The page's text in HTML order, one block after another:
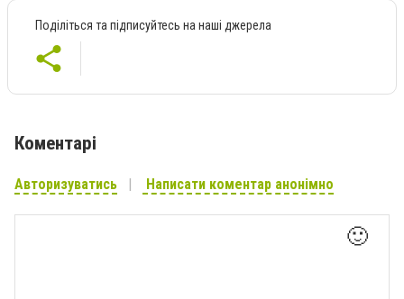
Поділіться та підписуйтесь на наші джерела
Коментарі
Авторизуватись Написати коментар анонімно
🙂